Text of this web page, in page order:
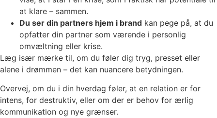
at klare – sammen.
Du ser din partners hjem i brand kan pege på, at du
opfatter din partner som værende i personlig
omvæltning eller krise.
Læg især mærke til, om du føler dig tryg, presset eller
alene i drømmen – det kan nuancere betydningen.
Overvej, om du i din hverdag føler, at en relation er for
intens, for destruktiv, eller om der er behov for ærlig
kommunikation og nye grænser.